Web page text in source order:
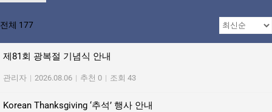
전체 177
제81회 광복절 기념식 안내
관리자 | 2026.08.06 | 추천 0 | 조회 43
Korean Thanksgiving ‘추석’ 행사 안내